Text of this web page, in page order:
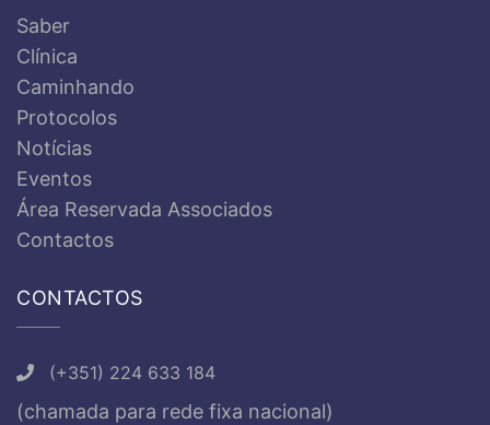
Saber
Clínica
Caminhando
Protocolos
Notícias
Eventos
Área Reservada Associados
Contactos
CONTACTOS
(+351) 224 633 184
(chamada para rede fixa nacional)